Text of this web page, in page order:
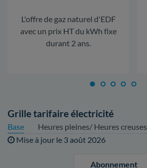
L'offre de gaz naturel d'EDF
avec un prix HT du kWh fixe
durant 2 ans.
Grille tarifaire électricité
Base
Heures pleines/ Heures creuses
Mise à jour le 3 août 2026
Abonnement